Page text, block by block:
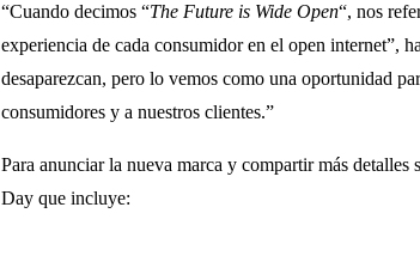
“Cuando decimos “The Future is Wide Open“, nos
experiencia de cada consumidor en el open internet”,
desaparezcan, pero lo vemos como una oportunidad
consumidores y a nuestros clientes.”
Para anunciar la nueva marca y compartir más
Day que incluye: